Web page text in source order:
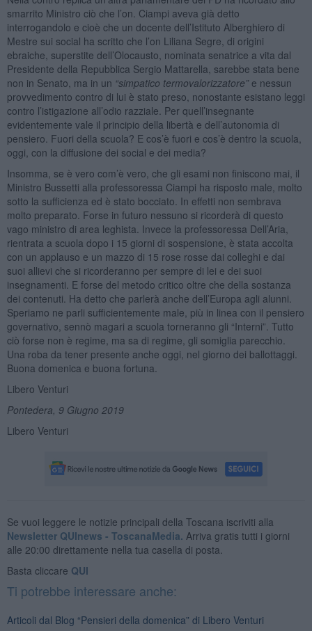
smarrito Ministro ciò che l’on. Ciampi aveva già detto
interrogandolo e cioè che un docente dell’Istituto Alberghiero di
Mestre sui social ha scritto che l’on Liliana Segre, di origini
ebraiche, superstite dell’Olocausto, nominata senatrice a vita dal
Presidente della Repubblica Sergio Mattarella, sarebbe stata bene
non in Senato, ma in un “simpatico termovalorizzatore”e nessun
provvedimento contro di lui è stato preso, nonostante esistano leggi
contro l’istigazione all’odio razziale. Per quell’insegnante
evidentemente vale il principio della libertà e dell’autonomia di
pensiero. Fuori della scuola? E cos’è fuori e cos’è dentro la scuola,
oggi, con la diffusione dei social e dei media?
Insomma, se è vero com’è vero, che gli esami non finiscono mai, il
Ministro Bussetti alla professoressa Ciampi ha risposto male, molto
sotto la sufficienza ed è stato bocciato. In effetti non sembrava
molto preparato. Forse in futuro nessuno si ricorderà di questo
vago ministro di area leghista. Invece la professoressa Dell’Aria,
rientrata a scuola dopo i 15 giorni di sospensione, è stata accolta
con un applauso e un mazzo di 15 rose rosse dai colleghi e dai
suoi allievi che si ricorderanno per sempre di lei e dei suoi
insegnamenti. E forse del metodo critico oltre che della sostanza
dei contenuti. Ha detto che parlerà anche dell’Europa agli alunni.
Speriamo ne parli sufficientemente male, più in linea con il pensiero
governativo, sennò magari a scuola torneranno gli “Interni”. Tutto
ciò forse non è regime, ma sa di regime, gli somiglia parecchio.
Una roba da tener presente anche oggi, nel giorno dei ballottaggi.
Buona domenica e buona fortuna.
Libero Venturi
Pontedera, 9 Giugno 2019
Libero Venturi
Se vuoi leggere le notizie principali della Toscana iscriviti alla
Newsletter QUInews - ToscanaMedia. Arriva gratis tutti i giorni
alle 20:00 direttamente nella tua casella di posta.
Basta cliccare QUI
Ti potrebbe interessare anche:
Articoli dal Blog “Pensieri della domenica” di Libero Venturi